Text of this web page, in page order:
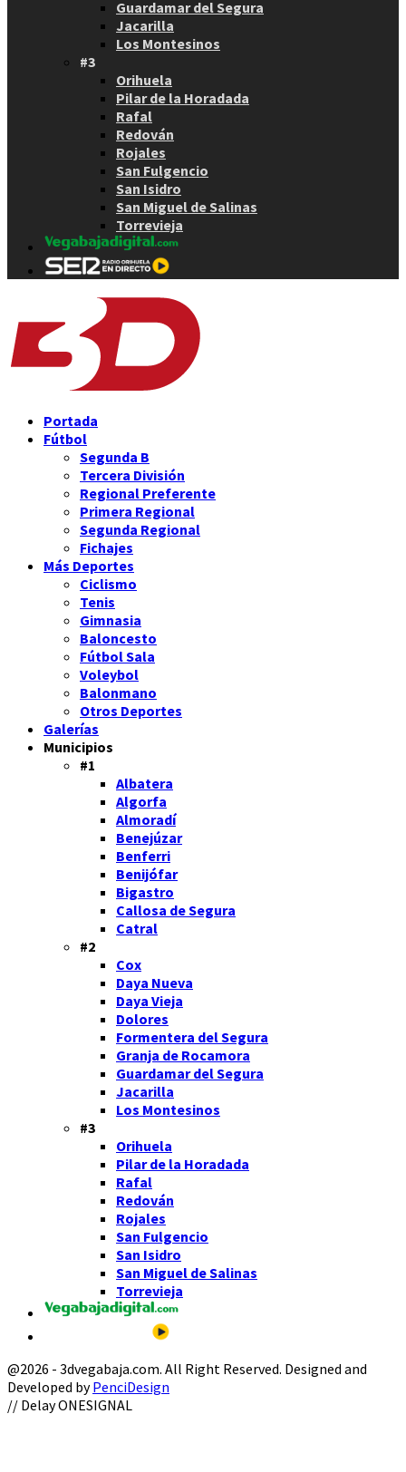
Guardamar del Segura
Jacarilla
Los Montesinos
#3
Orihuela
Pilar de la Horadada
Rafal
Redován
Rojales
San Fulgencio
San Isidro
San Miguel de Salinas
Torrevieja
Portada
Fútbol
Segunda B
Tercera División
Regional Preferente
Primera Regional
Segunda Regional
Fichajes
Más Deportes
Ciclismo
Tenis
Gimnasia
Baloncesto
Fútbol Sala
Voleybol
Balonmano
Otros Deportes
Galerías
Municipios
#1
Albatera
Algorfa
Almoradí
Benejúzar
Benferri
Benijófar
Bigastro
Callosa de Segura
Catral
#2
Cox
Daya Nueva
Daya Vieja
Dolores
Formentera del Segura
Granja de Rocamora
Guardamar del Segura
Jacarilla
Los Montesinos
#3
Orihuela
Pilar de la Horadada
Rafal
Redován
Rojales
San Fulgencio
San Isidro
San Miguel de Salinas
Torrevieja
@2026 - 3dvegabaja.com. All Right Reserved. Designed and
Developed byPenciDesign
Facebook
Twitter
Instagram
Youtube
Email
// Delay ONESIGNAL